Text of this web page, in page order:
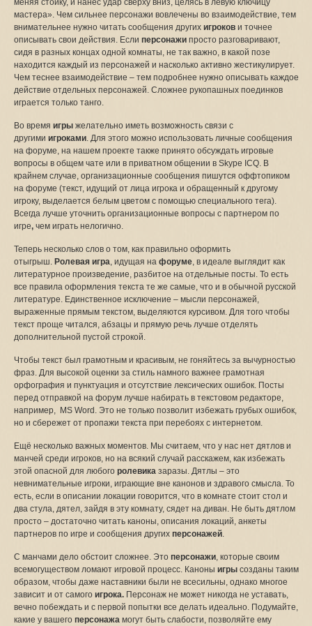
меняя стойку, и нанес удар сверху вниз, целясь в левую ключицу
мастера». Чем сильнее персонажи вовлечены во взаимодействие, тем
внимательнее нужно читать сообщения других игроков и точнее
описывать свои действия. Если персонажи просто разговаривают,
сидя в разных концах одной комнаты, не так важно, в какой позе
находится каждый из персонажей и насколько активно жестикулирует.
Чем теснее взаимодействие – тем подробнее нужно описывать каждое
действие отдельных персонажей. Сложнее рукопашных поединков
играется только танго.
Во время игры желательно иметь возможность связи с
другими игроками. Для этого можно использовать личные сообщения
на форуме, на нашем проекте также принято обсуждать игровые
вопросы в общем чате или в приватном общении в Skype ICQ. В
крайнем случае, организационные сообщения пишутся оффтопиком
на форуме (текст, идущий от лица игрока и обращенный к другому
игроку, выделается белым цветом с помощью специального тега).
Всегда лучше уточнить организационные вопросы с партнером по
игре, чем играть нелогично.
Теперь несколько слов о том, как правильно оформить
отыгрыш. Ролевая игра, идущая на форуме, в идеале выглядит как
литературное произведение, разбитое на отдельные посты. То есть
все правила оформления текста те же самые, что и в обычной русской
литературе. Единственное исключение – мысли персонажей,
выраженные прямым текстом, выделяются курсивом. Для того чтобы
текст проще читался, абзацы и прямую речь лучше отделять
дополнительной пустой строкой.
Чтобы текст был грамотным и красивым, не гоняйтесь за вычурностью
фраз. Для высокой оценки за стиль намного важнее грамотная
орфография и пунктуация и отсутствие лексических ошибок. Посты
перед отправкой на форум лучше набирать в текстовом редакторе,
например, MS Word. Это не только позволит избежать грубых ошибок,
но и сбережет от пропажи текста при перебоях с интернетом.
Ещё несколько важных моментов. Мы считаем, что у нас нет дятлов и
манчей среди игроков, но на всякий случай расскажем, как избежать
этой опасной для любого ролевика заразы. Дятлы – это
невнимательные игроки, играющие вне канонов и здравого смысла. То
есть, если в описании локации говорится, что в комнате стоит стол и
два стула, дятел, зайдя в эту комнату, сядет на диван. Не быть дятлом
просто – достаточно читать каноны, описания локаций, анкеты
партнеров по игре и сообщения других персонажей.
С манчами дело обстоит сложнее. Это персонажи, которые своим
всемогуществом ломают игровой процесс. Каноны игры созданы таким
образом, чтобы даже наставники были не всесильны, однако многое
зависит и от самого игрока. Персонаж не может никогда не уставать,
вечно побеждать и с первой попытки все делать идеально. Подумайте,
какие у вашего персонажа могут быть слабости, позволяйте ему